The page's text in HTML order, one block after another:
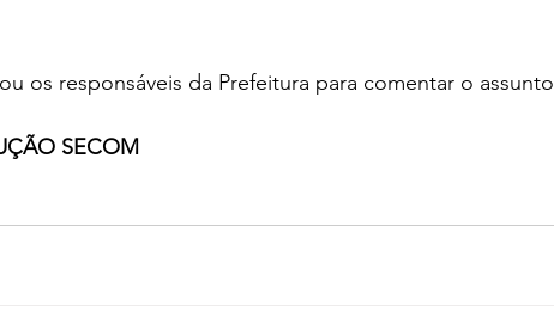
os responsáveis da Prefeitura para comentar o
SECOM